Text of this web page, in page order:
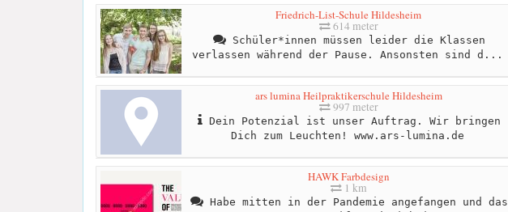
Friedrich-List-Schule Hildesheim
614 meter
Schüler*innen müssen leider die Klassen
verlassen während der Pause. Ansonsten sind d...
ars lumina Heilpraktikerschule Hildesheim
997 meter
Dein Potenzial ist unser Auftrag. Wir bringen
Dich zum Leuchten! www.ars-lumina.de
HAWK Farbdesign
1 km
Habe mitten in der Pandemie angefangen und das